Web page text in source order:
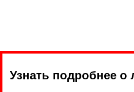
Узнать подробнее о